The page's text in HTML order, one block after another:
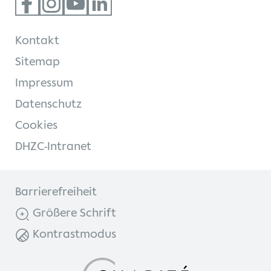
Kontakt
Sitemap
Impressum
Datenschutz
Cookies
DHZC-Intranet
Barrierefreiheit
Größere Schrift
Kontrastmodus